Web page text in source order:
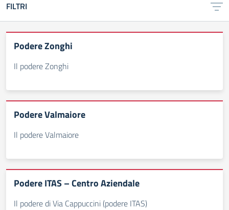
FILTRI
Podere Zonghi
Il podere Zonghi
Podere Valmaiore
Il podere Valmaiore
Podere ITAS – Centro Aziendale
Il podere di Via Cappuccini (podere ITAS)